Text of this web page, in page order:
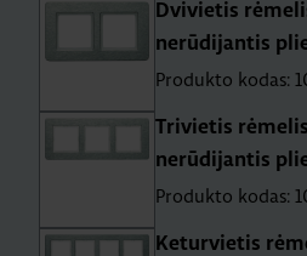
Dvivietis
nerūdijantis
Produkto kodas:
Trivietis
nerūdijantis
Produkto kodas:
Keturvietis